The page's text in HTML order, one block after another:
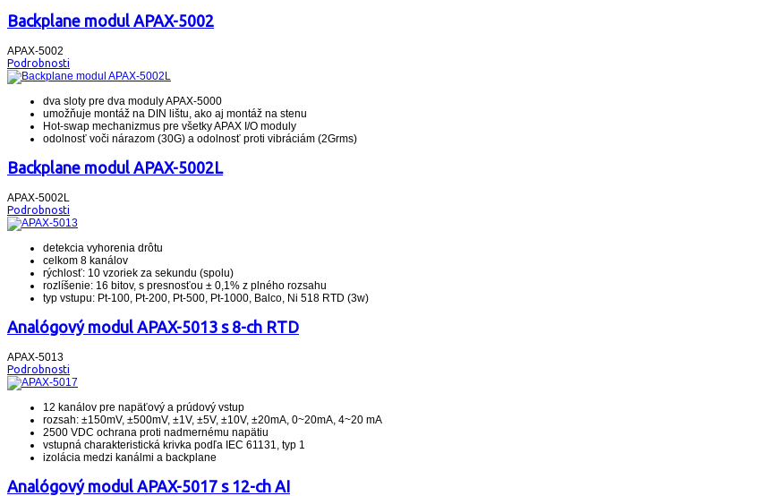
Backplane modul APAX-5002
APAX-5002
Podrobnosti
dva sloty pre dva moduly APAX-5000
umožňuje montáž na DIN lištu, ako aj montáž na stenu
Hot-swap mechanizmus pre všetky APAX I/O moduly
odolnosť voči nárazom (30G) a odolnosť proti vibráciám (2Grms)
Backplane modul APAX-5002L
APAX-5002L
Podrobnosti
detekcia vyhorenia drôtu
celkom 8 kanálov
rýchlosť: 10 vzoriek za sekundu (spolu)
rozlíšenie: 16 bitov, s presnosťou ± 0,1% z plného rozsahu
typ vstupu: Pt-100, Pt-200, Pt-500, Pt-1000, Balco, Ni 518 RTD (3w)
Analógový modul APAX-5013 s 8-ch RTD
APAX-5013
Podrobnosti
12 kanálov pre napäťový a prúdový vstup
rozsah: ±150mV, ±500mV, ±1V, ±5V, ±10V, ±20mA, 0~20mA, 4~20 mA
2500 VDC ochrana proti nadmernému napätiu
vstupná charakteristická krivka podľa IEC 61131, typ 1
izolácia medzi kanálmi a backplane
Analógový modul APAX-5017 s 12-ch AI